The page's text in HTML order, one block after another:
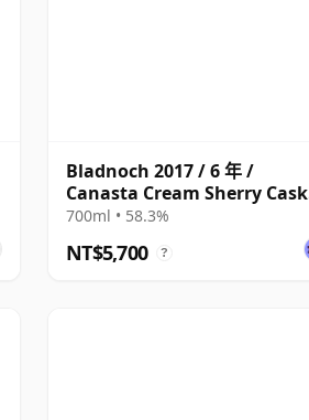
Bladnoch 2017 / 6 年 /
Canasta Cream Sherry Cask
#267
700ml • 58.3%
NT$5,700 ?